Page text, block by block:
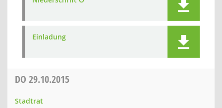
Einladung
DO 29.10.2015
Stadtrat